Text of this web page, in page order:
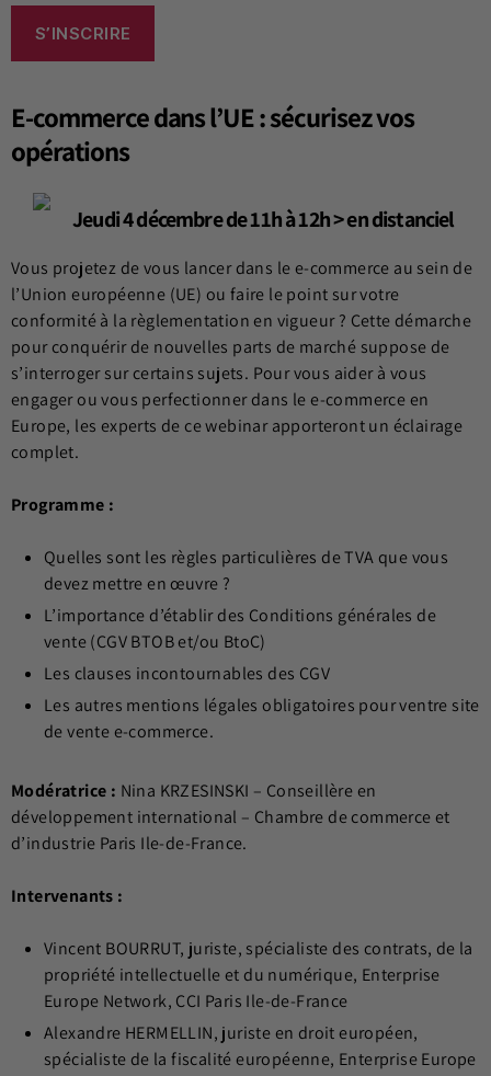
S’INSCRIRE
E-commerce dans l’UE : sécurisez vos
opérations
Jeudi 4 décembre de 11h à 12h > en distanciel
Vous projetez de vous lancer dans le e-commerce au sein de
l’Union européenne (UE) ou faire le point sur votre
conformité à la règlementation en vigueur ? Cette démarche
pour conquérir de nouvelles parts de marché suppose de
s’interroger sur certains sujets. Pour vous aider à vous
engager ou vous perfectionner dans le e-commerce en
Europe, les experts de ce webinar apporteront un éclairage
complet.
Programme :
Quelles sont les règles particulières de TVA que vous
devez mettre en œuvre ?
L’importance d’établir des Conditions générales de
vente (CGV BTOB et/ou BtoC)
Les clauses incontournables des CGV
Les autres mentions légales obligatoires pour ventre site
de vente e-commerce.
Modératrice : Nina KRZESINSKI – Conseillère en
développement international – Chambre de commerce et
d’industrie Paris Ile-de-France.
Intervenants :
Vincent BOURRUT, juriste, spécialiste des contrats, de la
propriété intellectuelle et du numérique, Enterprise
Europe Network, CCI Paris Ile-de-France
Alexandre HERMELLIN, juriste en droit européen,
spécialiste de la fiscalité européenne, Enterprise Europe